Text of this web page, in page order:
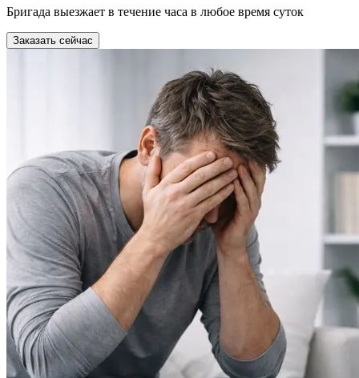
Бригада выезжает в течение часа в любое время суток
Заказать сейчас